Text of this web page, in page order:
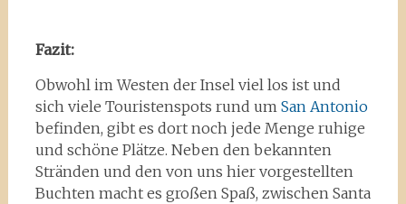
Fazit:
Obwohl im Westen der Insel viel los ist und
sich viele Touristenspots rund um San Antonio
befinden, gibt es dort noch jede Menge ruhige
und schöne Plätze. Neben den bekannten
Stränden und den von uns hier vorgestellten
Buchten macht es großen Spaß, zwischen Santa